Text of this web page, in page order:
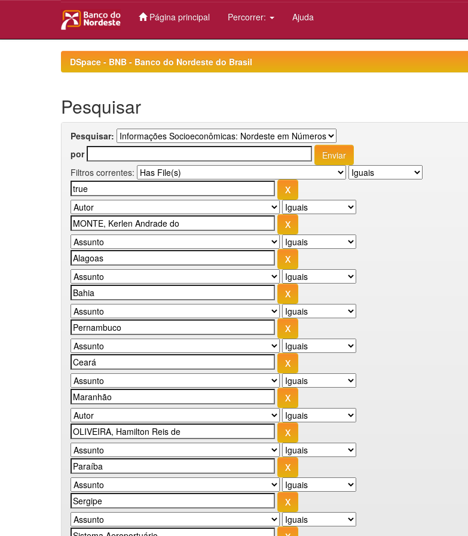
Página principal Percorrer: Ajuda
DSpace - BNB - Banco do Nordeste do Brasil
Pesquisar
Pesquisar:
por
Filtros correntes: